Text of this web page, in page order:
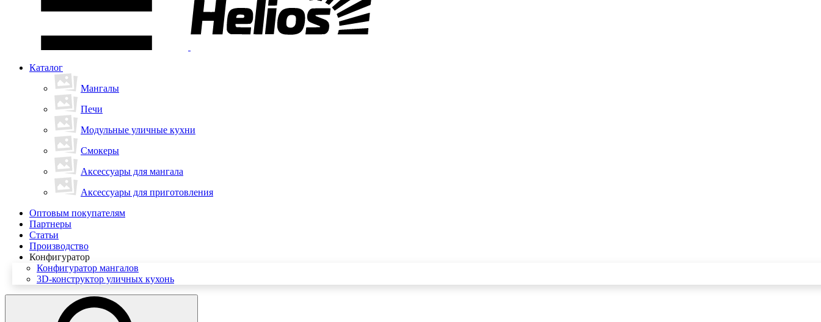
Каталог
Мангалы
Печи
Модульные уличные кухни
Смокеры
Аксессуары для мангала
Аксессуары для приготовления
Оптовым покупателям
Партнеры
Статьи
Производство
Конфигуратор
Конфигуратор мангалов
3D-конструктор уличных кухонь